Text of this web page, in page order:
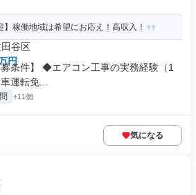
】稼働地域は希望にお応え！高収入！
谷区
円
条件】 ◆エアコン工事の実務経験（1
運転免...
+11個
気になる